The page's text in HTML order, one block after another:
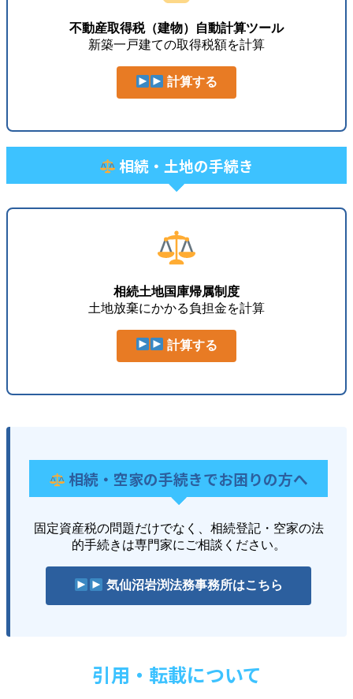
不動産取得税（建物）自動計算ツール
新築一戸建ての取得税額を計算
計算する
相続・土地の手続き
相続土地国庫帰属制度
土地放棄にかかる負担金を計算
計算する
相続・空家の手続きでお困りの方へ
固定資産税の問題だけでなく、相続登記・空家の法
的手続きは専門家にご相談ください。
気仙沼岩渕法務事務所はこちら
引用・転載について